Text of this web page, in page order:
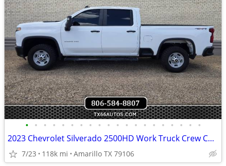
• • • • • • • • • • • • • • • • • • • •
2023 Chevrolet Silverado 2500HD Work Truck Crew Cab 4WD
7/23 118k mi Amarillo TX 79106